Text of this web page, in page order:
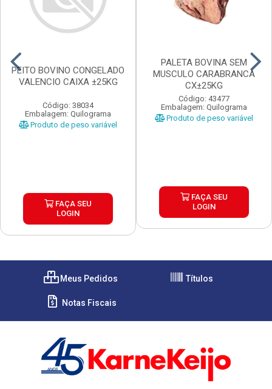
PEITO BOVINO CONGELADO
VALENCIO CAIXA ±25KG
Código: 38034
Embalagem: Quilograma
Produto de peso variável
FAÇA SEU
LOGIN
PALETA BOVINA SEM
MUSCULO CARABRANCA
CX±25KG
Código: 43477
Embalagem: Quilograma
Produto de peso variável
FAÇA SEU
LOGIN
Meus Pedidos Títulos
Notas Fiscais